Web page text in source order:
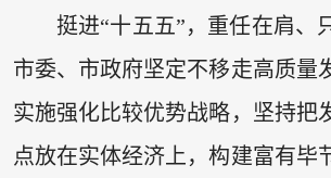
挺进“十五五”，重任在肩、
市委、市政府坚定不移走高质量
实施强化比较优势战略，坚持把
点放在实体经济上，构建富有毕